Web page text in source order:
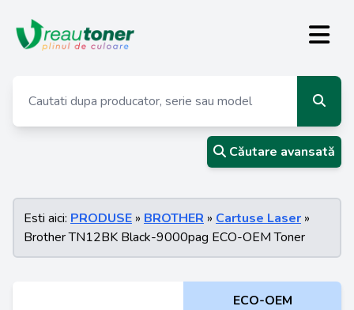
Căutare avansată
Esti aici: PRODUSE » BROTHER » Cartuse Laser »
Brother TN12BK Black-9000pag ECO-OEM Toner
ECO-OEM